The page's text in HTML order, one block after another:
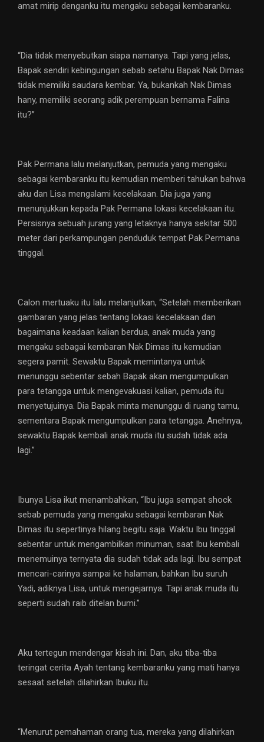
amat mirip denganku itu mengaku sebagai kembaranku.
“Dia tidak menyebutkan siapa namanya. Tapi yang jelas,
Bapak sendiri kebingungan sebab setahu Bapak Nak Dimas
tidak memiliki saudara kembar. Ya, bukankah Nak Dimas
hany, memiliki seorang adik perempuan bernama Falina
itu?”
Pak Permana lalu melanjutkan, pemuda yang mengaku
sebagai kembaranku itu kemudian memberi tahukan bahwa
aku dan Lisa mengalami kecelakaan. Dia juga yang
menunjukkan kepada Pak Permana lokasi kecelakaan itu.
Persisnya sebuah jurang yang letaknya hanya sekitar 500
meter dari perkampungan penduduk tempat Pak Permana
tinggal.
Calon mertuaku itu lalu melanjutkan, “Setelah memberikan
gambaran yang jelas tentang lokasi kecelakaan dan
bagaimana keadaan kalian berdua, anak muda yang
mengaku sebagai kembaran Nak Dimas itu kemudian
segera pamit. Sewaktu Bapak memintanya untuk
menunggu sebentar sebah Bapak akan mengumpulkan
para tetangga untuk mengevakuasi kalian, pemuda itu
menyetujuinya. Dia Bapak minta menunggu di ruang tamu,
sementara Bapak mengumpulkan para tetangga. Anehnya,
sewaktu Bapak kembali anak muda itu sudah tidak ada
lagi.”
Ibunya Lisa ikut menambahkan, “Ibu juga sempat shock
sebab pemuda yang mengaku sebagai kembaran Nak
Dimas itu sepertinya hilang begitu saja. Waktu Ibu tinggal
sebentar untuk mengambilkan minuman, saat Ibu kembali
menemuinya ternyata dia sudah tidak ada lagi. Ibu sempat
mencari-carinya sampai ke halaman, bahkan Ibu suruh
Yadi, adiknya Lisa, untuk mengejarnya. Tapi anak muda itu
seperti sudah raib ditelan bumi.”
Aku tertegun mendengar kisah ini. Dan, aku tiba-tiba
teringat cerita Ayah tentang kembaranku yang mati hanya
sesaat setelah dilahirkan Ibuku itu.
“Menurut pemahaman orang tua, mereka yang dilahirkan